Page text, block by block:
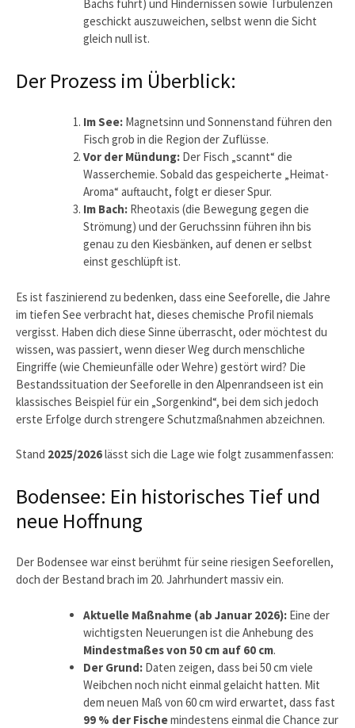
Bachs führt) und Hindernissen sowie Turbulenzen
geschickt auszuweichen, selbst wenn die Sicht
gleich null ist.
Der Prozess im Überblick:
Im See: Magnetsinn und Sonnenstand führen den
Fisch grob in die Region der Zuflüsse.
Vor der Mündung: Der Fisch „scannt“ die
Wasserchemie. Sobald das gespeicherte „Heimat-
Aroma“ auftaucht, folgt er dieser Spur.
Im Bach: Rheotaxis (die Bewegung gegen die
Strömung) und der Geruchssinn führen ihn bis
genau zu den Kiesbänken, auf denen er selbst
einst geschlüpft ist.
Es ist faszinierend zu bedenken, dass eine Seeforelle, die Jahre
im tiefen See verbracht hat, dieses chemische Profil niemals
vergisst. Haben dich diese Sinne überrascht, oder möchtest du
wissen, was passiert, wenn dieser Weg durch menschliche
Eingriffe (wie Chemieunfälle oder Wehre) gestört wird? Die
Bestandssituation der Seeforelle in den Alpenrandseen ist ein
klassisches Beispiel für ein „Sorgenkind“, bei dem sich jedoch
erste Erfolge durch strengere Schutzmaßnahmen abzeichnen.
Stand 2025/2026lässt sich die Lage wie folgt zusammenfassen:
Bodensee: Ein historisches Tief und
neue Hoffnung
Der Bodensee war einst berühmt für seine riesigen Seeforellen,
doch der Bestand brach im 20. Jahrhundert massiv ein.
Aktuelle Maßnahme (ab Januar 2026): Eine der
wichtigsten Neuerungen ist die Anhebung des
Mindestmaßes von 50 cm auf 60 cm.
Der Grund: Daten zeigen, dass bei 50 cm viele
Weibchen noch nicht einmal gelaicht hatten. Mit
dem neuen Maß von 60 cm wird erwartet, dass fast
99 % der Fischemindestens einmal die Chance zur